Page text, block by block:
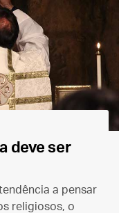
deve ser
a pensar
religiosos, o